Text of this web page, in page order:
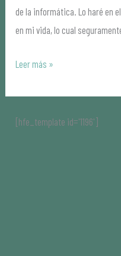
de la informática. Lo haré en
en mi vida, lo cual
Leer más »
[hfe_template id='1196']